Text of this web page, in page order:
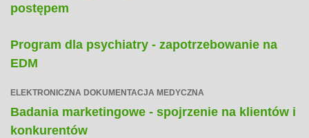
postępem
Program dla psychiatry - zapotrzebowanie na
EDM
ELEKTRONICZNA DOKUMENTACJA MEDYCZNA
Badania marketingowe - spojrzenie na klientów i
konkurentów